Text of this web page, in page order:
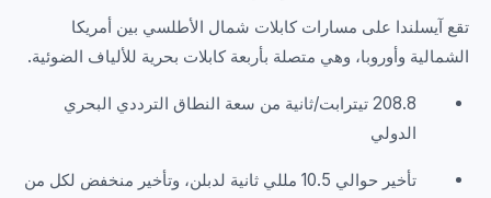
تقع آيسلندا على مسارات كابلات شمال الأطلسي بين أمريكا
الشمالية وأوروبا، وهي متصلة بأربعة كابلات بحرية للألياف الضوئية.
208.8 تيترابت/ثانية من سعة النطاق الترددي البحري
الدولي
تأخير حوالي 10.5 مللي ثانية لدبلن، وتأخير منخفض لكل من